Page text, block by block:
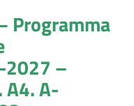
Programma
2027 –
A4. A-